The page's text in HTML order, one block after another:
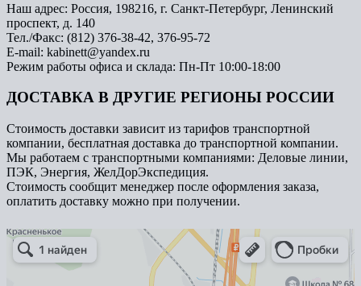
Наш адрес: Россия, 198216, г. Санкт-Петербург, Ленинский
проспект, д. 140
Тел./Факс: (812) 376-38-42, 376-95-72
E-mail: kabinett@yandex.ru
Режим работы офиса и склада: Пн-Пт 10:00-18:00
ДОСТАВКА В ДРУГИЕ РЕГИОНЫ РОССИИ
Стоимость доставки зависит из тарифов транспортной
компании, бесплатная доставка до транспортной компании.
Мы работаем с транспортными компаниями: Деловые линии,
ПЭК, Энергия, ЖелДорЭкспедиция.
Стоимость сообщит менеджер после оформления заказа,
оплатить доставку можно при получении.
Арметкон
Металлическая мебель в Санкт‑Петербурге
Торговое оборудование в Санкт‑Петербурге